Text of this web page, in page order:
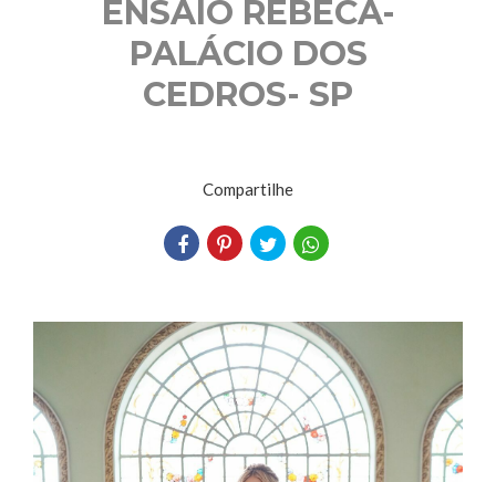
ENSAIO REBECA-
PALÁCIO DOS
CEDROS- SP
Compartilhe